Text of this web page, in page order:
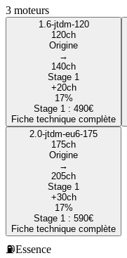
3 moteurs
1.6-jtdm-120
120ch
Origine
→
140ch
Stage 1
+20ch
17%
Stage 1 : 490€
Fiche technique complète
2.0-jtdm-eu6-175
175ch
Origine
→
205ch
Stage 1
+30ch
17%
Stage 1 : 590€
Fiche technique complète
⛽Essence